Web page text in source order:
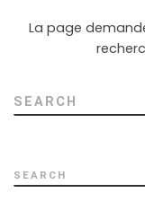
La page
SEARCH
SEARCH